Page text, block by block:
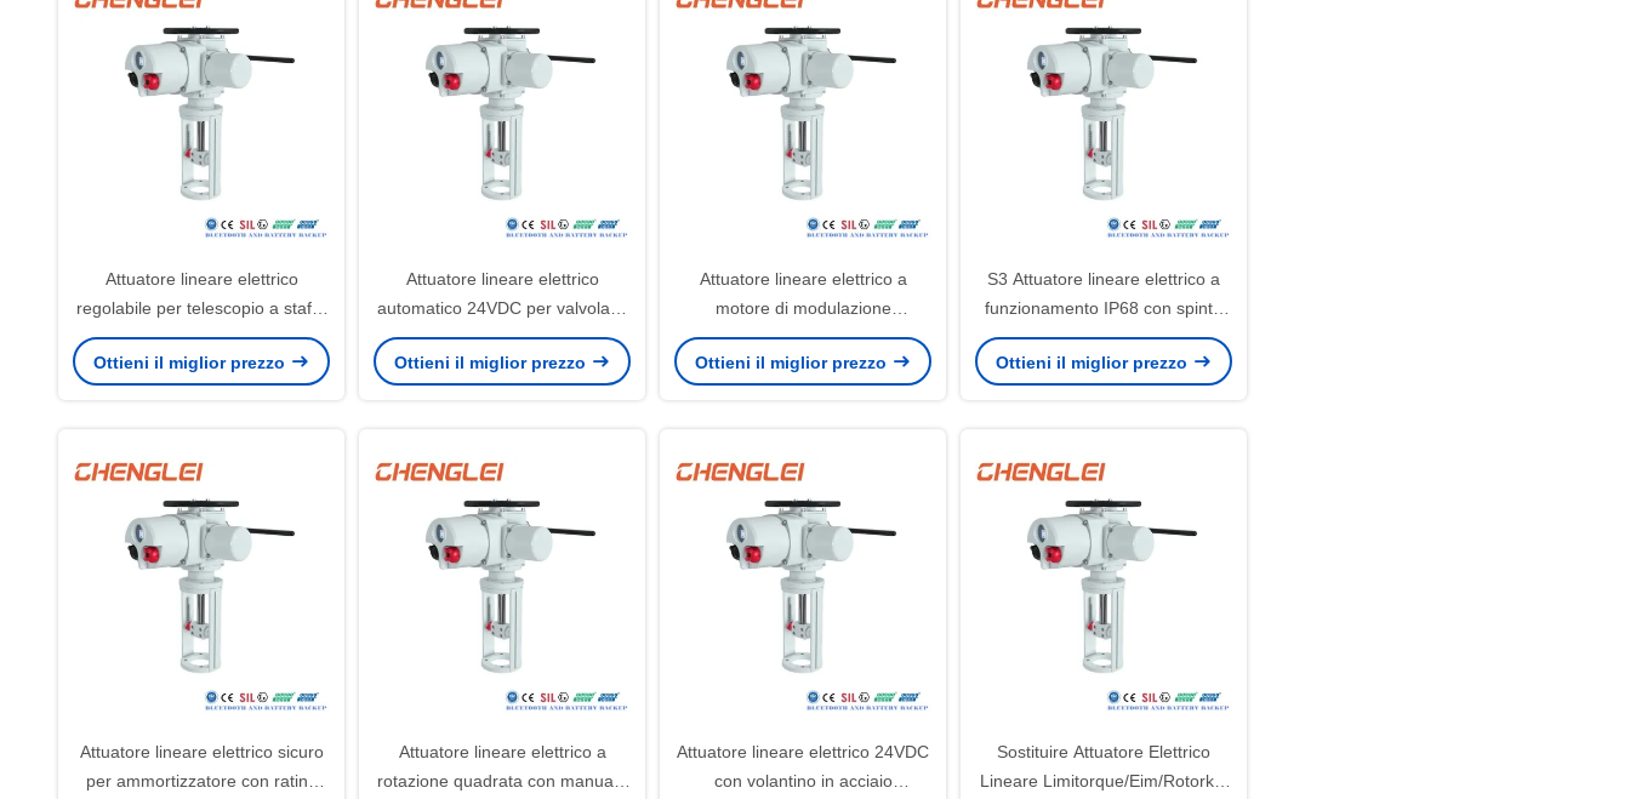
Attuatore lineare elettrico
regolabile per telescopio a staffa
e pinio per applicazioni pesanti
Ottieni il miglior prezzo
Attuatore lineare elettrico
automatico 24VDC per valvola di
regolazione, 220V/380V 50Hz,
corsa 100mm
Ottieni il miglior prezzo
Attuatore lineare elettrico a
motore di modulazione
intelligente 24VDC per
applicazioni HVAC
Ottieni il miglior prezzo
S3 Attuatore lineare elettrico a
funzionamento IP68 con spinta
massima di 10000N per
applicazioni HVAC
Ottieni il miglior prezzo
Attuatore lineare elettrico sicuro
per ammortizzatore con rating
Attuatore lineare elettrico a
rotazione quadrata con manuale
Attuatore lineare elettrico 24VDC
con volantino in acciaio
Sostituire Attuatore Elettrico
Lineare Limitorque/Eim/Rotork a